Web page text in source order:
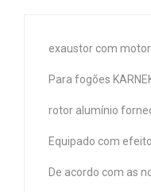
exaustor com motor
Para fogões
rotor alumínio
Equipado com
De acordo com as